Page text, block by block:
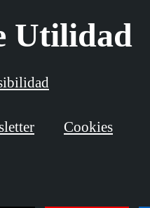
Utilidad
Cookies